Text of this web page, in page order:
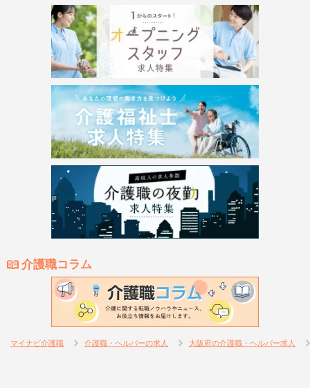
介護職コラム
マイナビ介護職 介護職・ヘルパーの求人 大阪府の介護職・ヘルパー求人